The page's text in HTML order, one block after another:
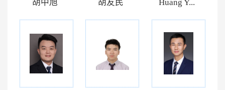
胡中旭 胡友民 Huang Y...